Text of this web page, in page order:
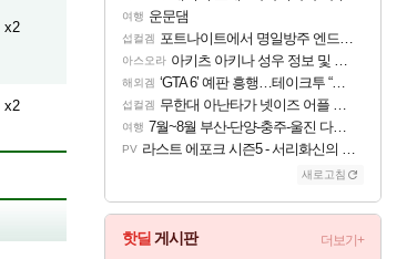
x2
x2
여행 운문댐
섭컬겜 포트나이트에서 명일방주 엔드필드 [펠리카] 판매 예정
아스오라 아키츠 아키나 성우 정보 및 주요 필모
해외겜 ‘GTA 6’ 예판 흥행…테이크투 “내부 예상 크게 넘어”
섭컬겜 무한대 아난타가 넷이즈 어플 달력에 일정 등록
여행 7월~8월 부산-단양-충주-울진 다녀왔어요~
PV 라스트 에포크 시즌5 - 서리화신의 분노 티저
새로고침
핫딜 게시판 더보기+